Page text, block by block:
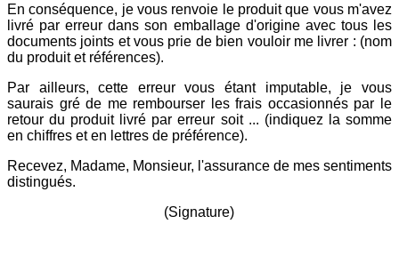
En conséquence, je vous renvoie le produit que vous m'avez
livré par erreur dans son emballage d'origine avec tous les
documents joints et vous prie de bien vouloir me livrer : (nom
du produit et références).
Par ailleurs, cette erreur vous étant imputable, je vous
saurais gré de me rembourser les frais occasionnés par le
retour du produit livré par erreur soit ... (indiquez la somme
en chiffres et en lettres de préférence).
Recevez, Madame, Monsieur, l'assurance de mes sentiments
distingués.
(Signature)